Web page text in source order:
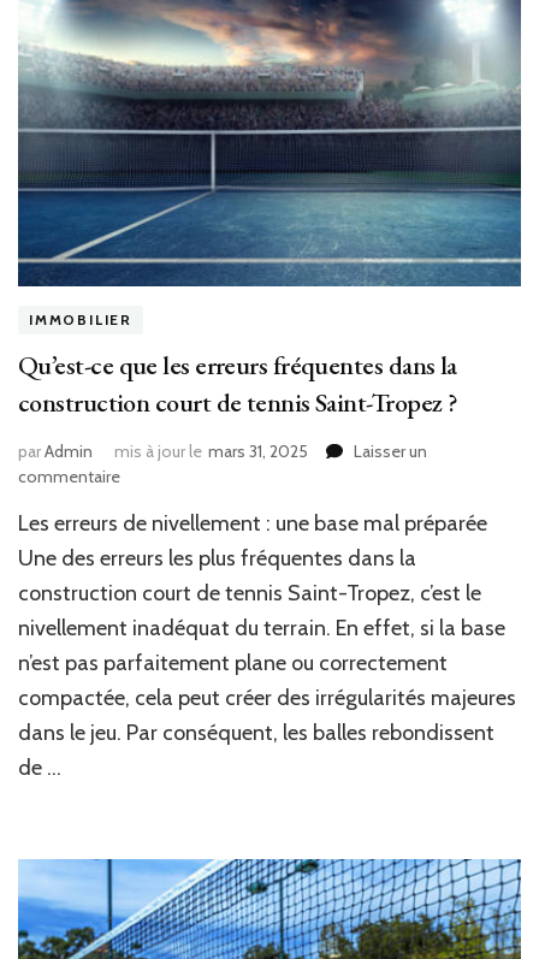
IMMOBILIER
Qu’est-ce que les erreurs fréquentes dans la
construction court de tennis Saint-Tropez ?
parAdmin mis à jour le mars 31, 2025
Laisser un
commentairesur
ce
que
erreurs
fréquentes
dans
construction
court
?
Les erreurs de nivellement : une base mal préparée
Une des erreurs les plus fréquentes dans la
construction court de tennis Saint-Tropez, c’est le
nivellement inadéquat du terrain. En effet, si la base
n’est pas parfaitement plane ou correctement
compactée, cela peut créer des irrégularités majeures
dans le jeu. Par conséquent, les balles rebondissent
de …